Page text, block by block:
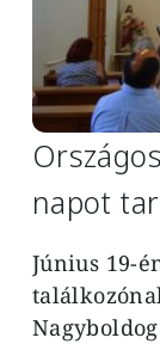
napot
Június 19-